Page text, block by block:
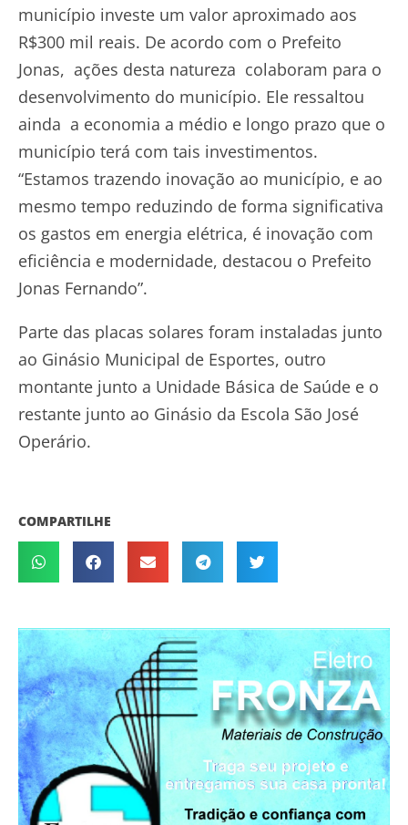
município investe um valor aproximado aos
R$300 mil reais. De acordo com o Prefeito
Jonas, ações desta natureza colaboram para o
desenvolvimento do município. Ele ressaltou
ainda a economia a médio e longo prazo que o
município terá com tais investimentos.
“Estamos trazendo inovação ao município, e ao
mesmo tempo reduzindo de forma significativa
os gastos em energia elétrica, é inovação com
eficiência e modernidade, destacou o Prefeito
Jonas Fernando”.
Parte das placas solares foram instaladas junto
ao Ginásio Municipal de Esportes, outro
montante junto a Unidade Básica de Saúde e o
restante junto ao Ginásio da Escola São José
Operário.
COMPARTILHE